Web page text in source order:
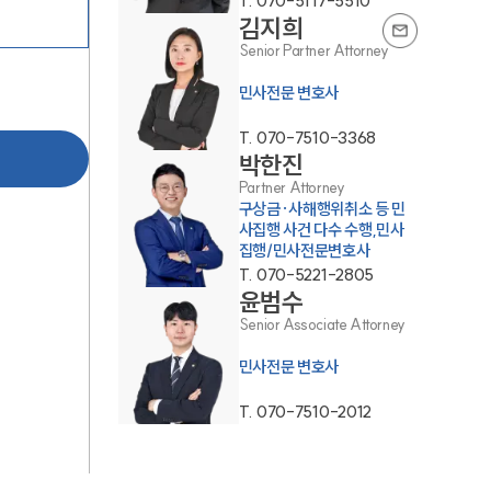
그룹소개
그룹소개
대륜의 강점
오시는 길
글로벌 파트너 로펌
김지희
Senior Partner Attorney
민사전문 변호사
T. 070-7510-3368
박한진
Partner Attorney
구상금·사해행위취소 등 민
사집행 사건 다수 수행,민사
집행/민사전문변호사
T. 070-5221-2805
윤범수
Senior Associate Attorney
민사전문 변호사
T. 070-7510-2012